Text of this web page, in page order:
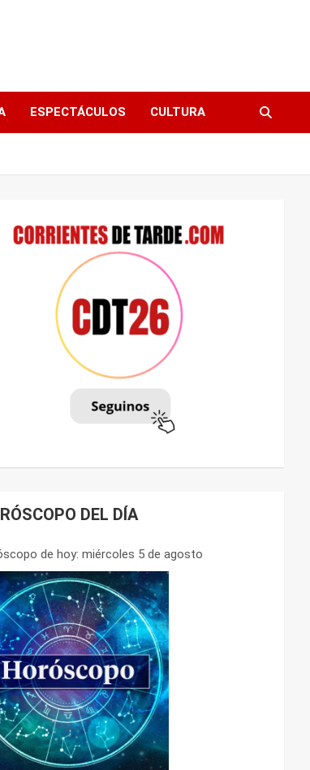
ESPECTÁCULOS CULTURA
DEL DÍA
de hoy: miércoles 5 de agosto